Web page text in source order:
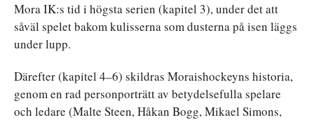
Mora IK:s tid i högsta serien (kapitel 3), under det att
såväl spelet bakom kulisserna som dusterna på isen läggs
under lupp.
Därefter (kapitel 4–6) skildras Moraishockeyns historia,
genom en rad personporträtt av betydelsefulla spelare
och ledare (Malte Steen, Håkan Bogg, Mikael Simons,